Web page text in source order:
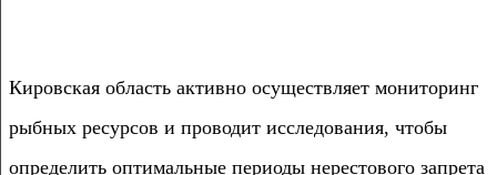
Кировская область активно осуществляет мониторинг
рыбных ресурсов и проводит исследования, чтобы
определить оптимальные периоды нерестового запрета